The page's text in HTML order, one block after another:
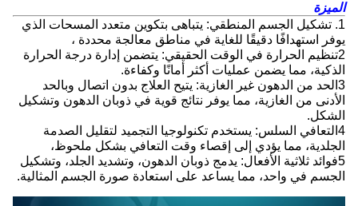
الميزة
1. تشكيل الجسم المنطقي: يتباهى بتكوين متعدد المسحات الذي
يوفر استهدافًا دقيقًا للغاية في مناطق معالجة محددة ،
2تنظيم الحرارة في الوقت الحقيقي: يتضمن إدارة درجة الحرارة
الذكية، مما يضمن عمليات أكثر أمانًا وكفاءة.
3الحد من الدهون غير الغازية: يتيح العلاج بدون اتصال وبالحد
الأدنى من الغازية، مما يوفر نتائج قوية في ذوبان الدهون وتشكيل
الشكل.
4التعافي السلس: يستخدم تكنولوجيا التجميد لتقليل الصدمة
الجلدية، مما يؤدي إلى إقصاء وقت التعافي بشكل ملحوظ،
5فوائد ثلاثية الأفعال: يدمج ذوبان الدهون، وتشديد الجلد، وتشكيل
الجسم في واحد، مما يساعد على استعادة صورة الجسم المثالية.